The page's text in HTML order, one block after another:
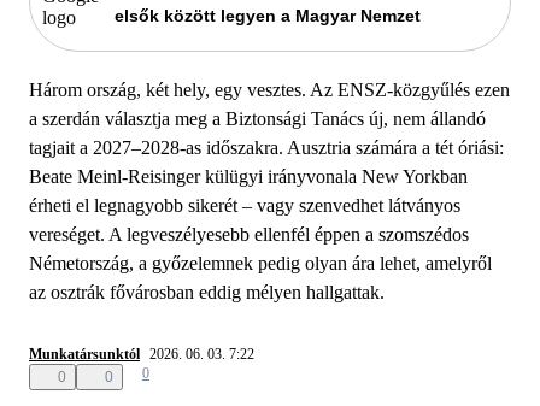
elsők között legyen a Magyar Nemzet
Három ország, két hely, egy vesztes. Az ENSZ-közgyűlés ezen
a szerdán választja meg a Biztonsági Tanács új, nem állandó
tagjait a 2027–2028-as időszakra. Ausztria számára a tét óriási:
Beate Meinl-Reisinger külügyi irányvonala New Yorkban
érheti el legnagyobb sikerét – vagy szenvedhet látványos
vereséget. A legveszélyesebb ellenfél éppen a szomszédos
Németország, a győzelemnek pedig olyan ára lehet, amelyről
az osztrák fővárosban eddig mélyen hallgattak.
Munkatársunktól 2026. 06. 03. 7:22
0
0 0